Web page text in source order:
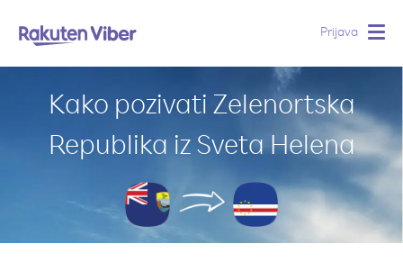
Prijava
Kako pozivati Zelenortska
Republika iz Sveta Helena